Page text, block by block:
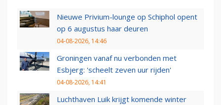
Nieuwe Privium-lounge op Schiphol opent
op 6 augustus haar deuren
04-08-2026, 14:46
Groningen vanaf nu verbonden met
Esbjerg: 'scheelt zeven uur rijden'
04-08-2026, 14:41
Luchthaven Luik krijgt komende winter